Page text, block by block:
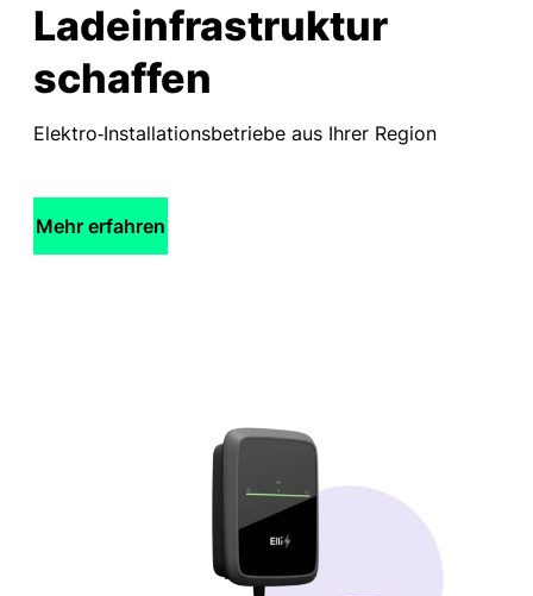
Ladeinfrastruktur
schaffen
Elektro‑Installationsbetriebe aus Ihrer Region
Mehr erfahren